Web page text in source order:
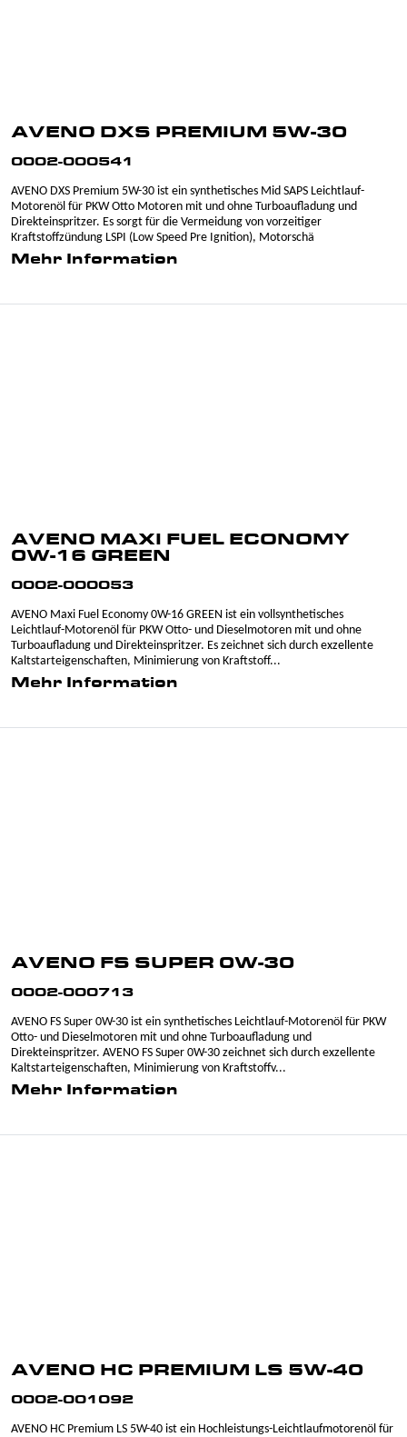
AVENO DXS PREMIUM 5W-30
0002-000541
AVENO DXS Premium 5W-30 ist ein synthetisches Mid SAPS Leichtlauf-
Motorenöl für PKW Otto Motoren mit und ohne Turboaufladung und
Direkteinspritzer. Es sorgt für die Vermeidung von vorzeitiger
Kraftstoffzündung LSPI (Low Speed Pre Ignition), Motorschä
Mehr Information
AVENO MAXI FUEL ECONOMY
0W-16 GREEN
0002-000053
AVENO Maxi Fuel Economy 0W-16 GREEN ist ein vollsynthetisches
Leichtlauf-Motorenöl für PKW Otto- und Dieselmotoren mit und ohne
Turboaufladung und Direkteinspritzer. Es zeichnet sich durch exzellente
Kaltstarteigenschaften, Minimierung von Kraftstoff...
Mehr Information
AVENO FS SUPER 0W-30
0002-000713
AVENO FS Super 0W-30 ist ein synthetisches Leichtlauf-Motorenöl für PKW
Otto- und Dieselmotoren mit und ohne Turboaufladung und
Direkteinspritzer. AVENO FS Super 0W-30 zeichnet sich durch exzellente
Kaltstarteigenschaften, Minimierung von Kraftstoffv...
Mehr Information
AVENO HC PREMIUM LS 5W-40
0002-001092
AVENO HC Premium LS 5W-40 ist ein Hochleistungs-Leichtlaufmotorenöl für